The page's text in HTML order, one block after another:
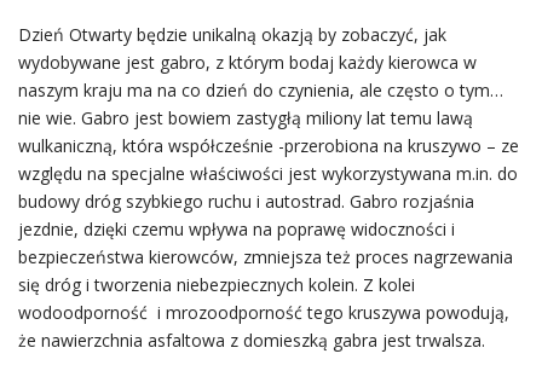
Dzień Otwarty będzie unikalną okazją by zobaczyć, jak
wydobywane jest gabro, z którym bodaj każdy kierowca w
naszym kraju ma na co dzień do czynienia, ale często o tym…
nie wie. Gabro jest bowiem zastygłą miliony lat temu lawą
wulkaniczną, która współcześnie -przerobiona na kruszywo – ze
względu na specjalne właściwości jest wykorzystywana m.in. do
budowy dróg szybkiego ruchu i autostrad. Gabro rozjaśnia
jezdnie, dzięki czemu wpływa na poprawę widoczności i
bezpieczeństwa kierowców, zmniejsza też proces nagrzewania
się dróg i tworzenia niebezpiecznych kolein. Z kolei
wodoodporność i mrozoodporność tego kruszywa powodują,
że nawierzchnia asfaltowa z domieszką gabra jest trwalsza.